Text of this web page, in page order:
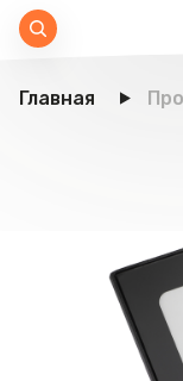
Главная